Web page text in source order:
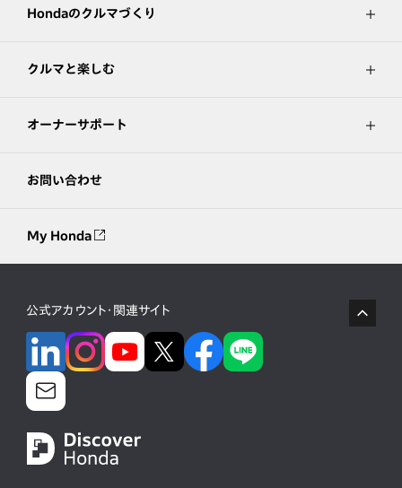
Hondaのクルマづくり
クルマと楽しむ
オーナーサポート
お問い合わせ
My Honda
公式アカウント・関連サイト